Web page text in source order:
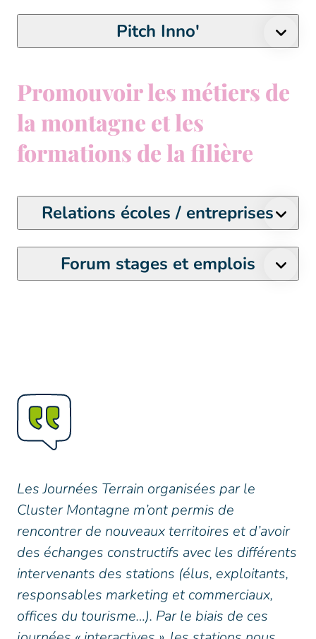
Pitch Inno'
Promouvoir les métiers de
la montagne et les
formations de la filière
Relations écoles / entreprises
Forum stages et emplois
Les Journées Terrain organisées par le
Cluster Montagne m’ont permis de
rencontrer de nouveaux territoires et d’avoir
des échanges constructifs avec les différents
intervenants des stations (élus, exploitants,
responsables marketing et commerciaux,
offices du tourisme…). Par le biais de ces